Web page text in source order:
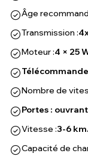
Âge
Transmission :
Moteur :4 × 25
Nombre de
Portes :
Vitesse :3-6
Capacité de